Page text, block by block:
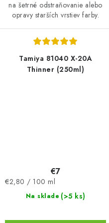
na šetrné odstraňovanie alebo
opravy starších vrstiev farby.
Tamiya 81040 X-20A
Thinner (250ml)
Na sklade (>5 ks)
€7
Jednotková
€2,80 / 100 ml